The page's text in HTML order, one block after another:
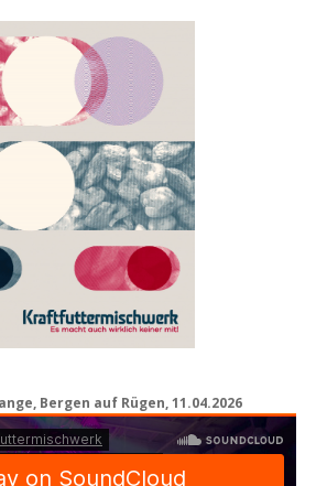
Bergen auf Rügen, 11.04.2026